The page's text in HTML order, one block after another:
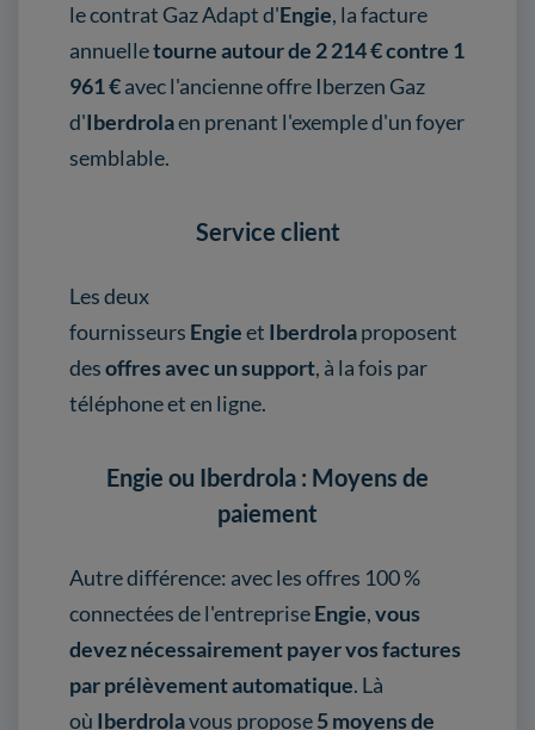
le contrat Gaz Adapt d'Engie, la facture
annuelletourne autour de 2 214 € contre 1
961 €avec l'ancienne offre Iberzen Gaz
d'Iberdrolaen prenant l'exemple d'un foyer
semblable.
Service client
Les deux
fournisseurs Engieet Iberdrolaproposent
desoffres avec un support, à la fois par
téléphone et en ligne.
Engie ou Iberdrola : Moyens de
paiement
Autre différence: avec les offres 100 %
connectées de l'entrepriseEngie,vous
devez nécessairement payer vos factures
par prélèvement automatique. Là
où Iberdrolavous propose5 moyens de